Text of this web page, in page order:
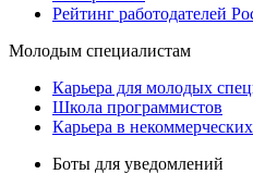
Рейтинг работодателей
Молодым специалистам
Карьера для молодых
Школа программистов
Карьера в
Боты для уведомлений